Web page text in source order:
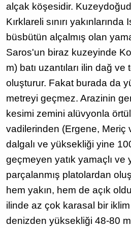
alçak köşesidir.
Kırklareli sınırı yakınlarında
büsbütün alçalmış olan
Saros'un biraz kuzeyinde
m) batı uzantıları ilin dağ
oluşturur. Fakat burada da
metreyi geçmez. Arazinin
kesimi zemini alüvyonla
vadilerinden (Ergene, Meriç
dalgalı ve yüksekliği yine
geçmeyen yatık yamaçlı ve
parçalanmış platolardan
hem yakın, hem de açık
ilinde az çok karasal bir
denizden yüksekliği 48-80